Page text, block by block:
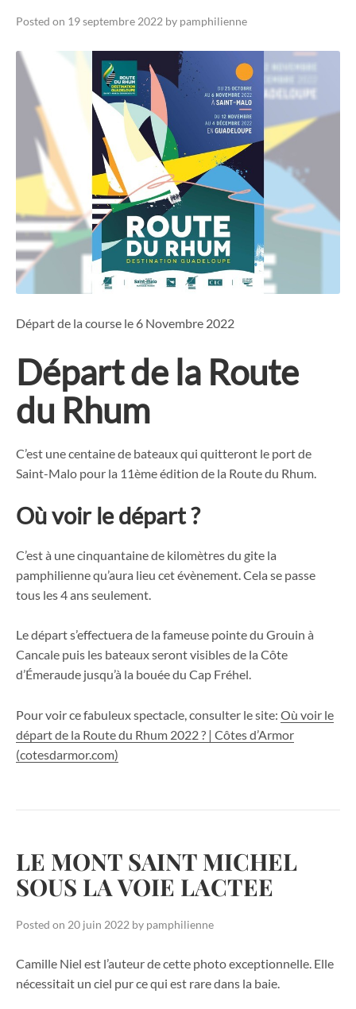
Posted on 19 septembre 2022 by pamphilienne
Départ de la course le 6 Novembre 2022
Départ de la Route
du Rhum
C’est une centaine de bateaux qui quitteront le port de
Saint-Malo pour la 11ème édition de la Route du Rhum.
Où voir le départ ?
C’est à une cinquantaine de kilomètres du gite la
pamphilienne qu’aura lieu cet évènement. Cela se passe
tous les 4 ans seulement.
Le départ s’effectuera de la fameuse pointe du Grouin à
Cancale puis les bateaux seront visibles de la Côte
d’Émeraude jusqu’à la bouée du Cap Fréhel.
Pour voir ce fabuleux spectacle, consulter le site: Où voir le
départ de la Route du Rhum 2022 ? | Côtes d’Armor
(cotesdarmor.com)
LE MONT SAINT MICHEL
SOUS LA VOIE LACTEE
Posted on 20 juin 2022 by pamphilienne
Camille Niel est l’auteur de cette photo exceptionnelle. Elle
nécessitait un ciel pur ce qui est rare dans la baie.